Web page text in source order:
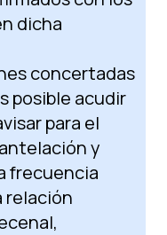
dicha
concertadas
posible acudir
para el
y
frecuencia
relación